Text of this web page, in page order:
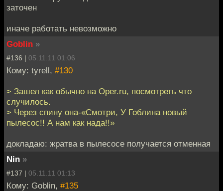
заточен
иначе работать невозможно
Goblin »
#136 | 05.11.11 01:06
Кому: tyrell, #130
> Зашел как обычно на Oper.ru, посмотреть что
случилось.
> Через спину она-«Смотри, У Гоблина новый
пылесос!! А нам как нада!!»
докладаю: жратва в пылесосе получается отменная
Nin »
#137 | 05.11.11 01:13
Кому: Goblin, #135